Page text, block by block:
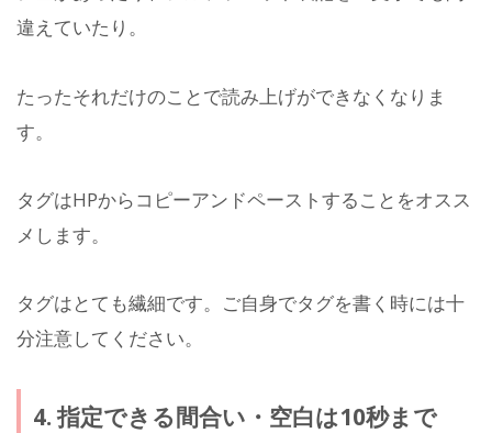
違えていたり。
たったそれだけのことで読み上げができなくなりま
す。
タグはHPからコピーアンドペーストすることをオスス
メします。
タグはとても繊細です。ご自身でタグを書く時には十
分注意してください。
4. 指定できる間合い・空白は10秒まで